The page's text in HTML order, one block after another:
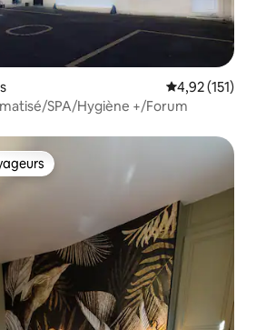
Évaluation
4,92 (151)
SPA/Hygiène +/Forum
les plus appréciés